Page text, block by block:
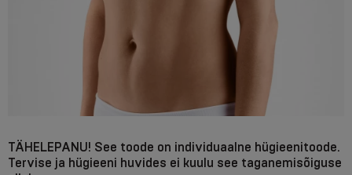
TÄHELEPANU! See toode on individuaalne hügieenitoode.
Tervise ja hügieeni huvides ei kuulu see taganemisõiguse